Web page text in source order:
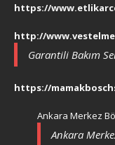
https://
http://
Garantili Bakım
https://
Ankara Merkez
Ankara